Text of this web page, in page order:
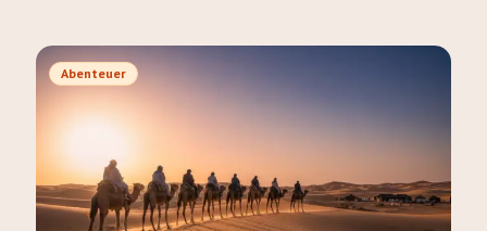
Abenteuer